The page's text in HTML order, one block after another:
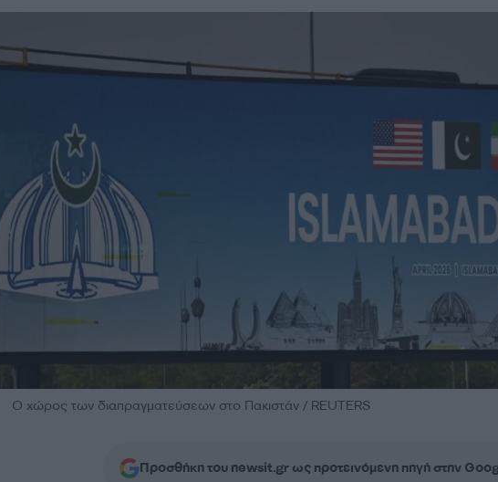
Ο χώρος των διαπραγματεύσεων στο Πακιστάν / REUTERS
Προσθήκη του newsit.gr ως προτεινόμενη πηγή στην